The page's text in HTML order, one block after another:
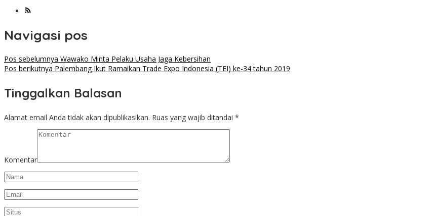
Navigasi pos
Pos sebelumnya Wawako Minta Pelaku Usaha Jaga Kebersihan
Pos berikutnya Palembang Ikut Ramaikan Trade Expo Indonesia (TEI) ke-34 tahun 2019
Tinggalkan Balasan
Alamat email Anda tidak akan dipublikasikan. Ruas yang wajib ditandai *
Komentar